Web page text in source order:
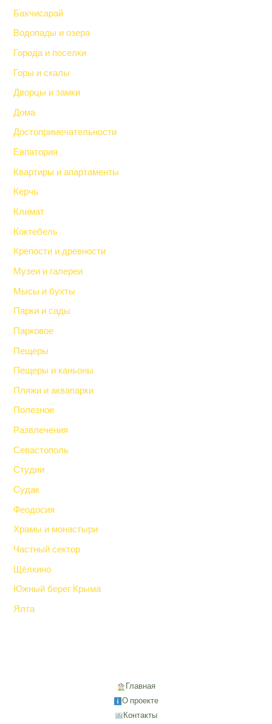
Бахчисарай
Водопады и озера
Города и поселки
Горы и скалы
Дворцы и замки
Дома
Достопримечательности
Евпатория
Квартиры и апартаменты
Керчь
Климат
Коктебель
Крепости и древности
Музеи и галереи
Мысы и бухты
Парки и сады
Парковое
Пещеры
Пещеры и каньоны
Пляжи и аквапарки
Полезное
Развлечения
Севастополь
Студии
Судак
Феодосия
Храмы и монастыри
Частный сектор
Щёлкино
Южный берег Крыма
Ялта
Главная
О проекте
Контакты